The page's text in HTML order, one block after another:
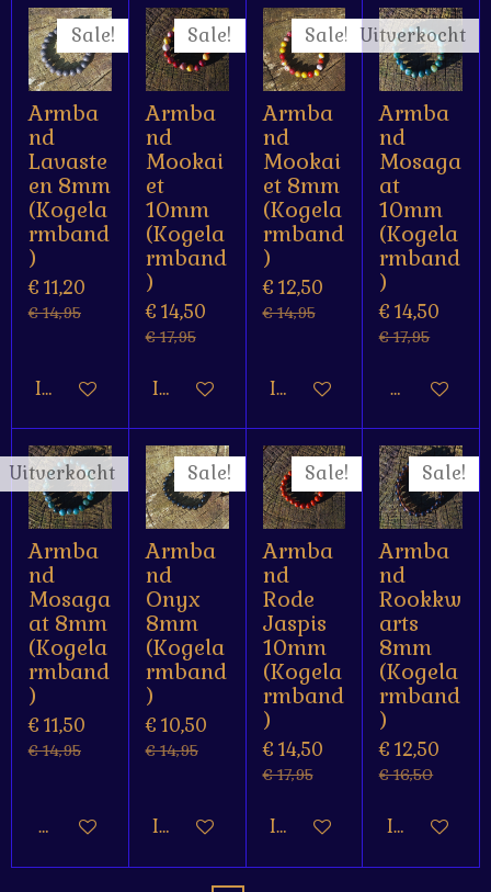
Sale!
Armba
nd
Lavaste
en 8mm
(Kogela
rmband
)
€ 11,20
€ 14,95
In winkelwagen
Sale!
Armba
nd
Mookai
et
10mm
(Kogela
rmband
)
€ 14,50
€ 17,95
In winkelwagen
Sale!
Armba
nd
Mookai
et 8mm
(Kogela
rmband
)
€ 12,50
€ 14,95
In winkelwagen
Uitverkocht
Armba
nd
Mosaga
at
10mm
(Kogela
rmband
)
€ 14,50
€ 17,95
Houd mij
Uitverkocht
Armba
nd
Mosaga
at 8mm
(Kogela
rmband
)
€ 11,50
€ 14,95
Houd mij op de hoogte
Sale!
Armba
nd
Onyx
8mm
(Kogela
rmband
)
€ 10,50
€ 14,95
In winkelwagen
Sale!
Armba
nd
Rode
Jaspis
10mm
(Kogela
rmband
)
€ 14,50
€ 17,95
In winkelwagen
Sale!
Armba
nd
Rookkw
arts
8mm
(Kogela
rmband
)
€ 12,50
€ 16,50
In